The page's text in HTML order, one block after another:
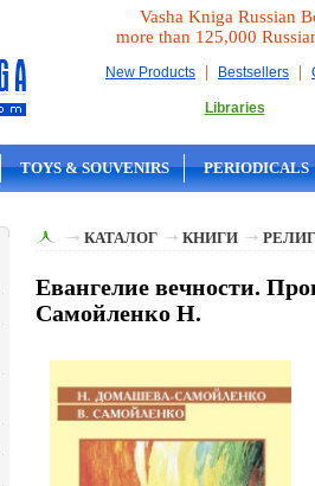
Vasha Kniga Russian
more than 125,000
New Products | Bestsellers |
Libraries
TOYS & SOUVENIRS PERIODICALS
КАТАЛОГ КНИГИ
Евангелие вечности.
Самойленко Н.